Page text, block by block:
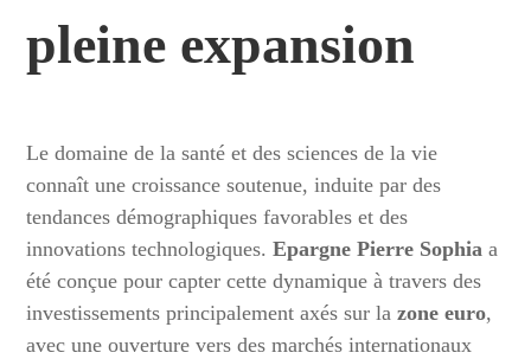
pleine expansion
Le domaine de la santé et des sciences de la vie
connaît une croissance soutenue, induite par des
tendances démographiques favorables et des
innovations technologiques.Epargne Pierre Sophia a
été conçue pour capter cette dynamique à travers des
investissements principalement axés sur lazone euro,
avec une ouverture vers des marchés internationaux